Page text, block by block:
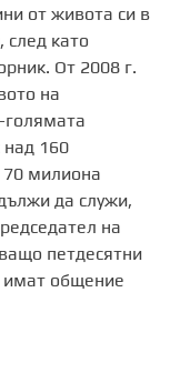
от живота си в
като
От 2008 г.
на
голямата
над 160
милиона
да служи,
на
петдесятни
имат общение